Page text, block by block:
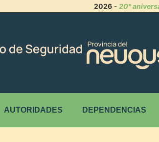
2026- 20°
AUTORIDADES DEPENDENCIAS